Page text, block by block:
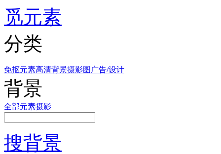
觅元素
分类
免抠元素高清背景摄影图 广告/设计
背景
全部元素摄影
搜背景